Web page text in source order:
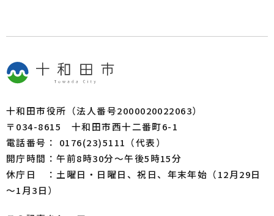
十和田市役所（法人番号2000020022063）
〒034-8615 十和田市西十二番町6-1
電話番号： 0176(23)5111（代表）
開庁時間：午前8時30分～午後5時15分
休庁日 ：土曜日・日曜日、祝日、年末年始（12月29日
～1月3日）